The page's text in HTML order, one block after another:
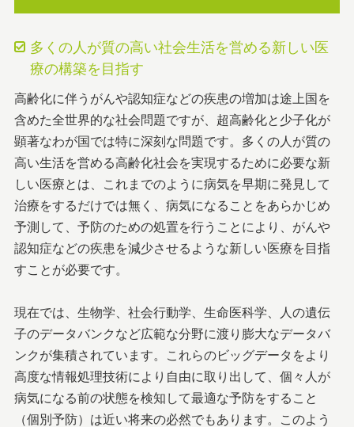
多くの人が質の高い社会生活を営める新しい医
療の構築を目指す
高齢化に伴うがんや認知症などの疾患の増加は途上国を
含めた全世界的な社会問題ですが、超高齢化と少子化が
顕著なわが国では特に深刻な問題です。多くの人が質の
高い生活を営める高齢化社会を実現するために必要な新
しい医療とは、これまでのように病気を早期に発見して
治療をするだけでは無く、病気になることをあらかじめ
予測して、予防のための処置を行うことにより、がんや
認知症などの疾患を減少させるような新しい医療を目指
すことが必要です。
現在では、生物学、社会行動学、生命医科学、人の遺伝
子のデータバンクなど広範な分野に渡り膨大なデータバ
ンクが集積されています。これらのビッグデータをより
高度な情報処理技術により自由に取り出して、個々人が
病気になる前の状態を検知して最適な予防をすること
（個別予防）は近い将来の必然でもあります。このよう